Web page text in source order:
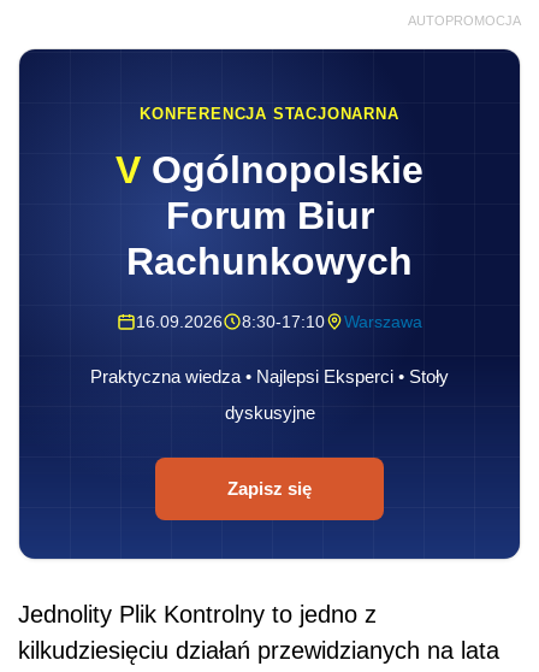
AUTOPROMOCJA
KONFERENCJA STACJONARNA
V Ogólnopolskie
Forum Biur
Rachunkowych
16.09.2026 8:30-17:10 Warszawa
Praktyczna wiedza • Najlepsi Eksperci • Stoły
dyskusyjne
Zapisz się
Jednolity Plik Kontrolny to jedno z
kilkudziesięciu działań przewidzianych na lata